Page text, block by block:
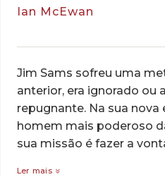
Ian McEwan
Jim Sams sofreu uma
anterior, era ignorado ou
repugnante. Na sua nova
homem mais poderoso
sua missão é fazer a
Ler mais